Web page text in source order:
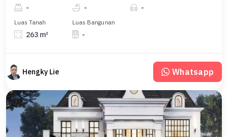
- - -
Luas Tanah
263 m²
Luas Bangunan
-
Hengky Lie Whatsapp